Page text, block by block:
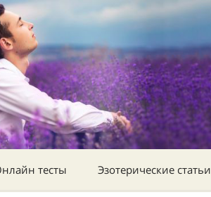
тесты Эзотерические статьи